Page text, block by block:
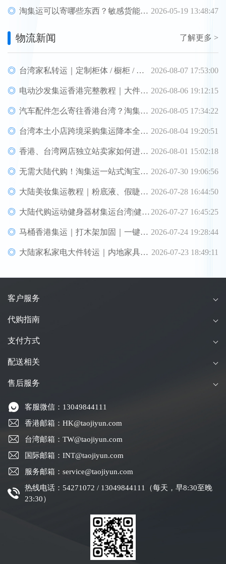
淘集运可以寄哪些东西？敏感货能寄吗？ 2026-05-19 13:48:47
物流新闻 了解更多 >
台湾家私转运｜定制柜体 / 橱柜 / 沙发 全包加固、清关包税、送货到府 2026-08-07 17:53:00
电动沙发集运香港完整教程｜大件功能梳化转运、打包清关上门派送 2026-08-06 19:12:15
汽车配件怎么寄往香港台湾？淘集运汽配转运完整教程 2026-08-05 17:34:22
台湾本土小店跨境采购集运降本全方案｜中小商家跨境物流优化攻略 2026-08-04 19:20:51
香港、台湾网店独立站卖家如何进货集运？淘集运一站式采购转运方案 2026-08-01 15:02:18
无需大陆代购！淘集运一站式淘宝代购代付、集运转运直达台湾 2026-07-30 19:06:56
大陆美妆集运教程｜粉底液、假睫毛、穿戴甲淘集运香港台湾转运&台湾代购完整指南 2026-07-28 16:44:50
大陆代购运动健身器材集运台湾|健身装备海运空运直送、送货到府 2026-07-27 16:45:25
马桶香港集运｜打木架加固｜一键转运服务 2026-07-24 19:28:44
大陆家私家电大件转运｜内地家具家电直达香港台湾送货上府 2026-07-23 18:49:11
客户服务
代购指南
支付方式
配送相关
售后服务
客服微信：13049844111
香港邮箱：HK@taojiyun.com
台湾邮箱：TW@taojiyun.com
国际邮箱：INT@taojiyun.com
服务邮箱：service@taojiyun.com
热线电话：54271072 / 13049844111（每天，早8:30至晚
23:30）